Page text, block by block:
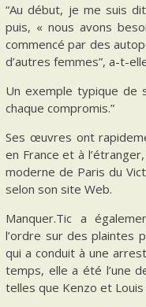
“Au début, je me suis
puis, « nous avons
commencé par des
d’autres femmes”, a-t-
Un exemple typique de
chaque compromis.”
Ses œuvres ont
en France et à
moderne de Paris du
selon son site Web.
Manquer.Tic a
l’ordre sur des plaintes
qui a conduit à une
temps, elle a été l’une
telles que Kenzo et Louis